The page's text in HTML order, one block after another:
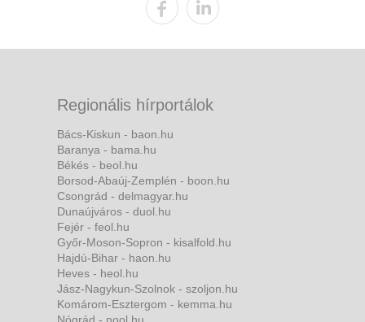
Regionális hírportálok
Bács-Kiskun - baon.hu
Baranya - bama.hu
Békés - beol.hu
Borsod-Abaúj-Zemplén - boon.hu
Csongrád - delmagyar.hu
Dunaújváros - duol.hu
Fejér - feol.hu
Győr-Moson-Sopron - kisalfold.hu
Hajdú-Bihar - haon.hu
Heves - heol.hu
Jász-Nagykun-Szolnok - szoljon.hu
Komárom-Esztergom - kemma.hu
Nógrád - nool.hu